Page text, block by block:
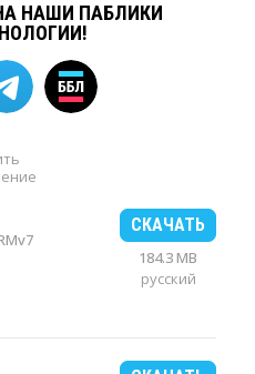
НАШИ ПАБЛИКИ
СКАЧАТЬ
184.3 MB
русский